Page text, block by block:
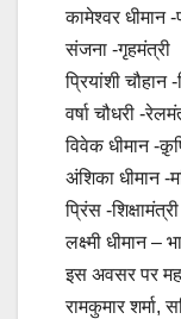
कामेश्वर धीमान -
संजना -गृहमंत्री
प्रियांशी चौहान -
वर्षा चौधरी -
विवेक धीमान -
अंशिका धीमान -
प्रिंस -शिक्षामंत्री
लक्ष्मी धीमान –
इस अवसर पर
रामकुमार शर्मा,